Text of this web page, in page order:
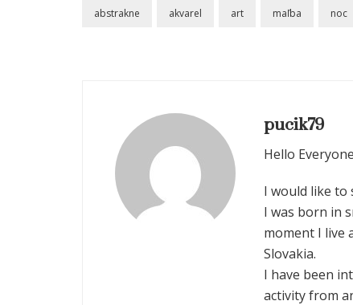
abstrakne akvarel art maľba noc
pucik79
Hello
I would like to
I was born in
moment I live
Slovakia.
I have been
activity from